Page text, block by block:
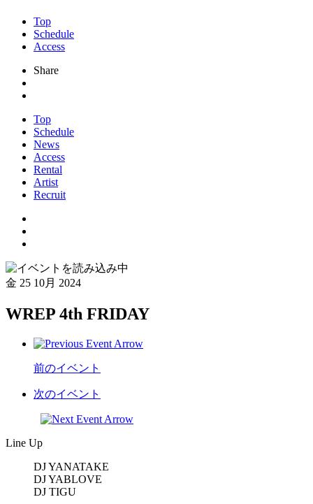
Top
Schedule
Access
Share
Top
Schedule
News
Access
Rental
Artist
Recruit
金 25 10月 2024
WREP 4th FRIDAY
前のイベント
次のイベント
Line Up
DJ YANATAKE
DJ YABLOVE
DJ TIGU